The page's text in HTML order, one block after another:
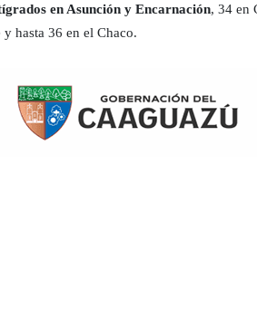
en Asunción y Encarnación, 34 en
y hasta 36 en el Chaco.